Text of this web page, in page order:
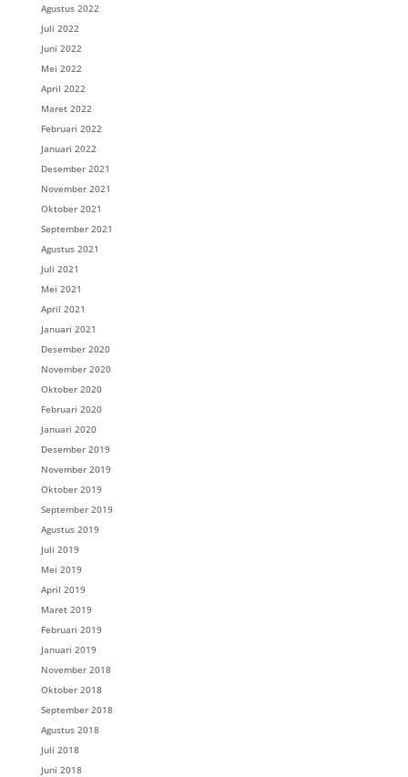
Agustus 2022
Juli 2022
Juni 2022
Mei 2022
April 2022
Maret 2022
Februari 2022
Januari 2022
Desember 2021
November 2021
Oktober 2021
September 2021
Agustus 2021
Juli 2021
Mei 2021
April 2021
Januari 2021
Desember 2020
November 2020
Oktober 2020
Februari 2020
Januari 2020
Desember 2019
November 2019
Oktober 2019
September 2019
Agustus 2019
Juli 2019
Mei 2019
April 2019
Maret 2019
Februari 2019
Januari 2019
November 2018
Oktober 2018
September 2018
Agustus 2018
Juli 2018
Juni 2018